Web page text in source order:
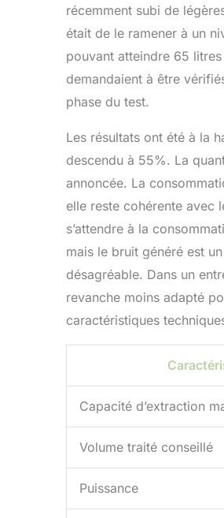
récemment subi de
était de le ramener à un
pouvant atteindre 65
demandaient à être
phase du test.
Les résultats ont été à la
descendu à 55%. La
annoncée. La
elle reste cohérente avec
s’attendre à la
mais le bruit généré est
désagréable. Dans un
revanche moins adapté
caractéristiques
Capacité d’extraction
Volume traité conseillé
Puissance